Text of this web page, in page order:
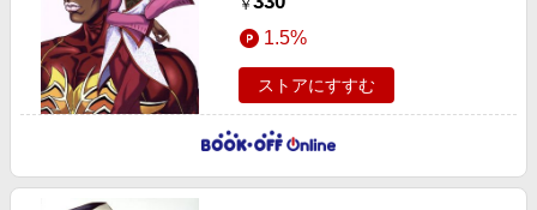
￥
1.5%
ストアにすすむ